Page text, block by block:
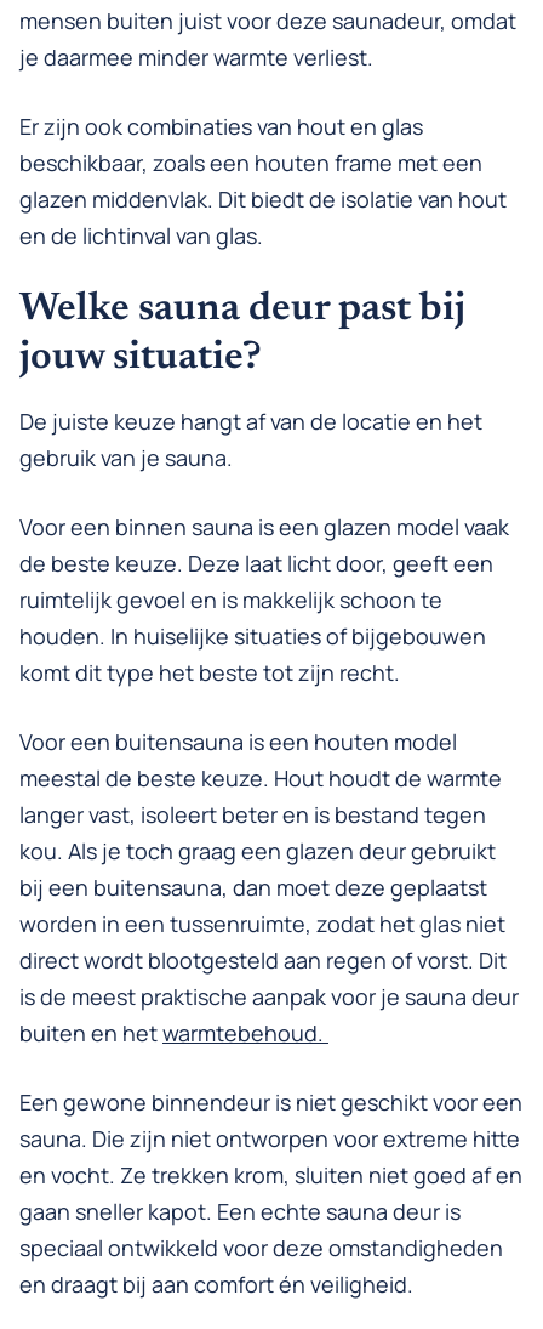
mensen buiten juist voor deze saunadeur, omdat
je daarmee minder warmte verliest.
Er zijn ook combinaties van hout en glas
beschikbaar, zoals een houten frame met een
glazen middenvlak. Dit biedt de isolatie van hout
en de lichtinval van glas.
Welke sauna deur past bij
jouw situatie?
De juiste keuze hangt af van de locatie en het
gebruik van je sauna.
Voor een binnen sauna is een glazen model vaak
de beste keuze. Deze laat licht door, geeft een
ruimtelijk gevoel en is makkelijk schoon te
houden. In huiselijke situaties of bijgebouwen
komt dit type het beste tot zijn recht.
Voor een buitensauna is een houten model
meestal de beste keuze. Hout houdt de warmte
langer vast, isoleert beter en is bestand tegen
kou. Als je toch graag een glazen deur gebruikt
bij een buitensauna, dan moet deze geplaatst
worden in een tussenruimte, zodat het glas niet
direct wordt blootgesteld aan regen of vorst. Dit
is de meest praktische aanpak voor je sauna deur
buiten en hetwarmtebehoud.
Een gewone binnendeur is niet geschikt voor een
sauna. Die zijn niet ontworpen voor extreme hitte
en vocht. Ze trekken krom, sluiten niet goed af en
gaan sneller kapot. Een echte sauna deur is
speciaal ontwikkeld voor deze omstandigheden
en draagt bij aan comfort én veiligheid.